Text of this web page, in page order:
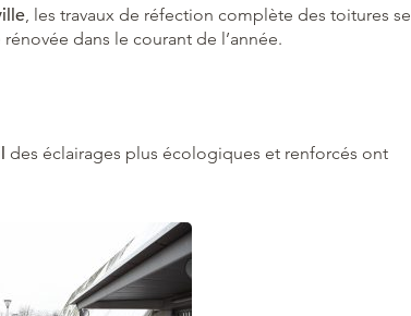
, les travaux de réfection complète des toitures se
dans le courant de l’année.
des éclairages plus écologiques et renforcés ont